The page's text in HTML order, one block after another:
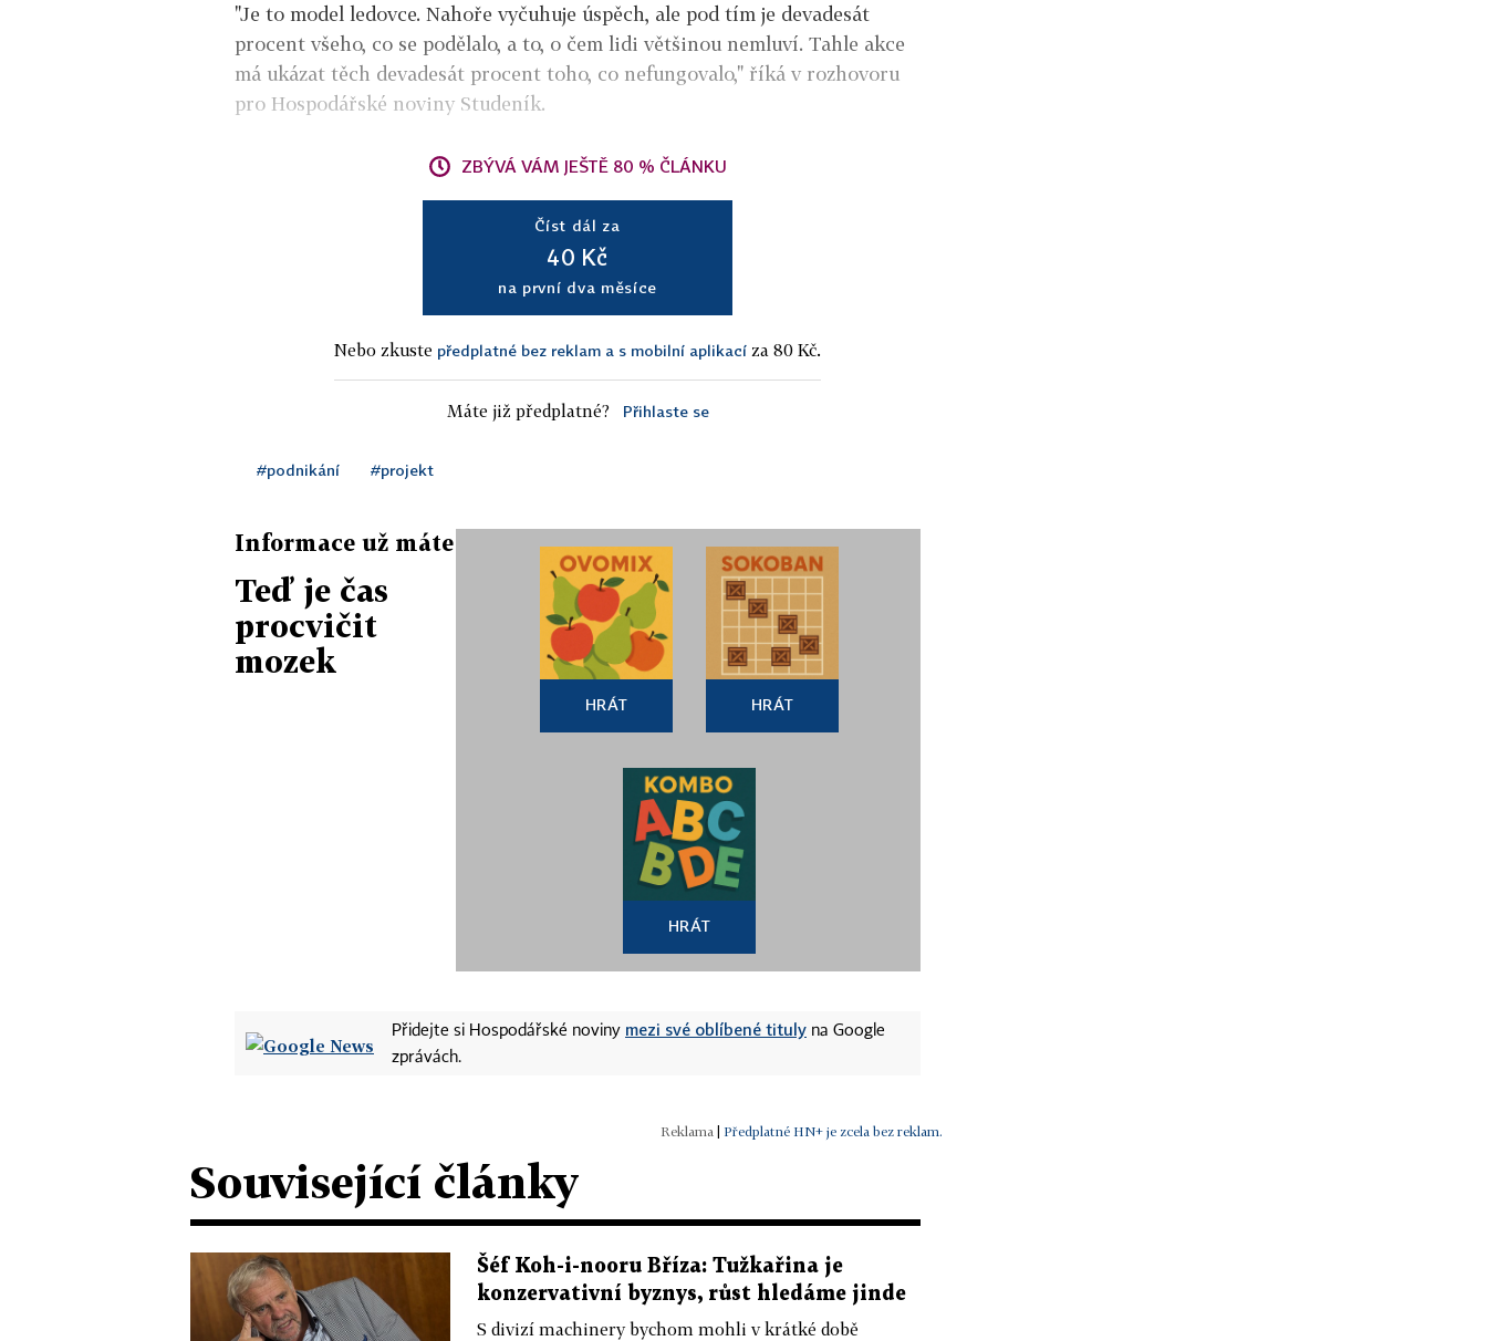
"Je to model ledovce. Nahoře vyčuhuje úspěch, ale pod tím je devadesát
procent všeho, co se podělalo, a to, o čem lidi většinou nemluví. Tahle akce
má ukázat těch devadesát procent toho, co nefungovalo," říká v rozhovoru
pro Hospodářské noviny Studeník.
ZBÝVÁ VÁM JEŠTĚ 80 % ČLÁNKU
Číst dál za
40 Kč
na první dva měsíce
Nebo zkuste předplatné bez reklam a s mobilní aplikací za 80 Kč.
Máte již předplatné? Přihlaste se
#podnikání #projekt
Informace už máte
Teď je čas
procvičit
mozek
HRÁT HRÁT
HRÁT
Přidejte si Hospodářské noviny mezi své oblíbené tituly na Google
zprávách.
| Předplatné HN+ je zcela bez reklam.
Související články
Šéf Koh-i-nooru Bříza: Tužkařina je
konzervativní byznys, růst hledáme jinde
S divizí machinery bychom mohli v krátké době